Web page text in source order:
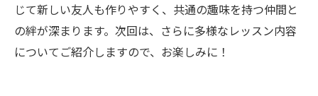
じて新しい友人も作りやすく、共通の趣味を持つ仲間と
の絆が深まります。次回は、さらに多様なレッスン内容
についてご紹介しますので、お楽しみに！